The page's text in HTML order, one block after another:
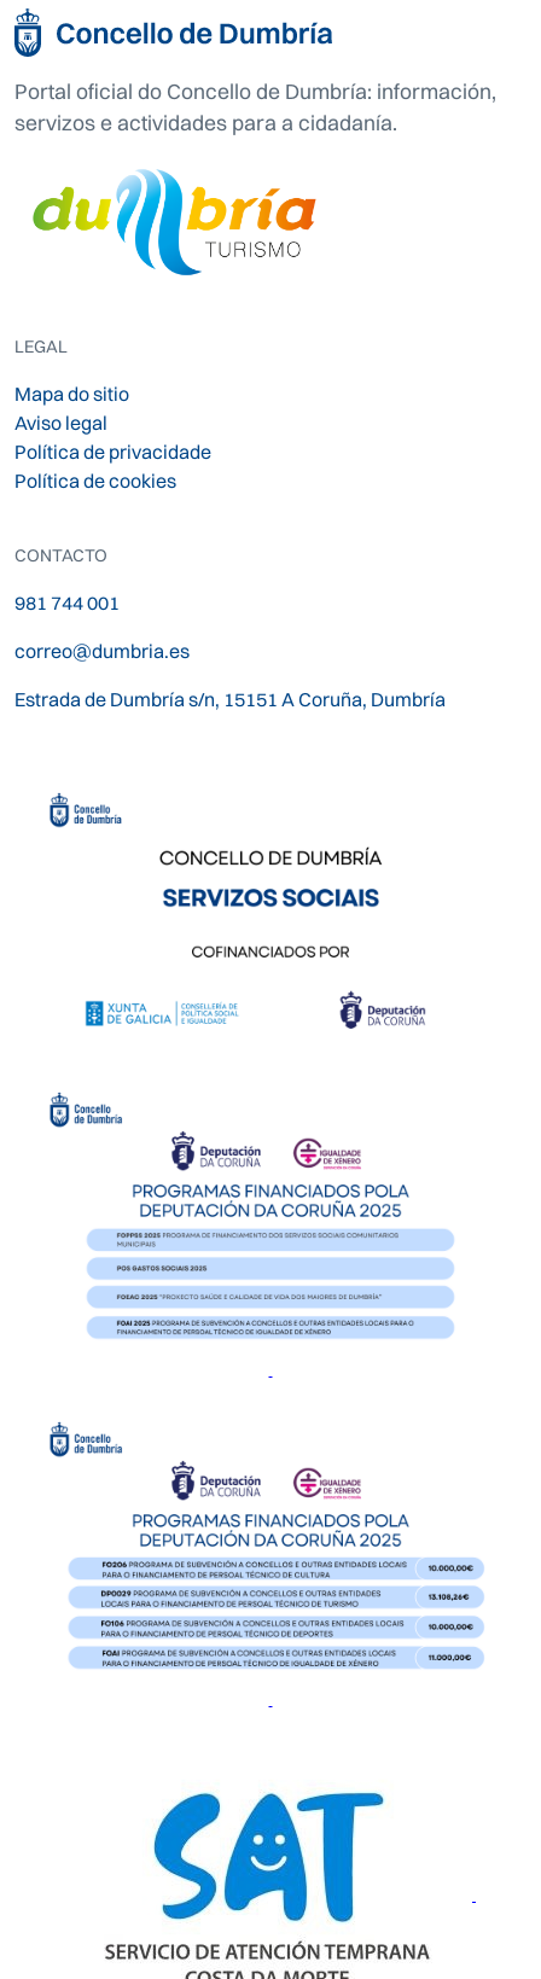
Portal oficial do Concello de Dumbría: información,
servizos e actividades para a cidadanía.
LEGAL
Mapa do sitio
Aviso legal
Política de privacidade
Política de cookies
CONTACTO
981 744 001
correo@dumbria.es
Estrada de Dumbría s/n, 15151 A Coruña, Dumbría